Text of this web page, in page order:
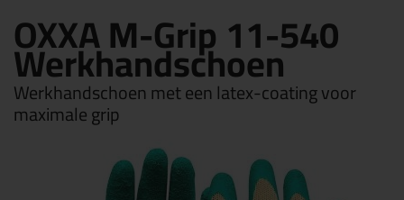
OXXA M-Grip 11-540
Werkhandschoen
Werkhandschoen met een latex-coating voor
maximale grip